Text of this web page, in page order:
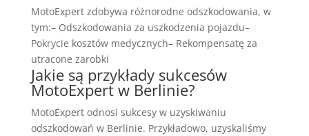
MotoExpert zdobywa różnorodne odszkodowania, w
tym:– Odszkodowania za uszkodzenia pojazdu–
Pokrycie kosztów medycznych– Rekompensatę za
utracone zarobki
Jakie są przykłady sukcesów
MotoExpert w Berlinie?
MotoExpert odnosi sukcesy w uzyskiwaniu
odszkodowań w Berlinie. Przykładowo, uzyskaliśmy